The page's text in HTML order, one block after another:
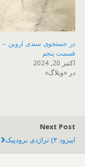
در جستجوی سندی اروین –
قسمت پنجم
اکتبر 20, 2024
در «وبلاگ»
Next Post
اپیزود ۳) تراژدی برودپیک